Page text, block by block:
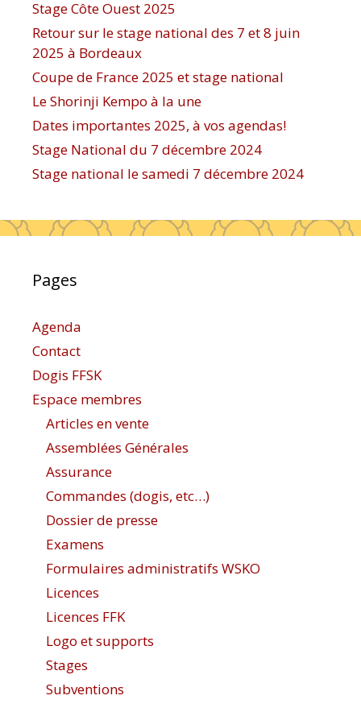
Stage Côte Ouest 2025
Retour sur le stage national des 7 et 8 juin
2025 à Bordeaux
Coupe de France 2025 et stage national
Le Shorinji Kempo à la une
Dates importantes 2025, à vos agendas!
Stage National du 7 décembre 2024
Stage national le samedi 7 décembre 2024
Pages
Agenda
Contact
Dogis FFSK
Espace membres
Articles en vente
Assemblées Générales
Assurance
Commandes (dogis, etc…)
Dossier de presse
Examens
Formulaires administratifs WSKO
Licences
Licences FFK
Logo et supports
Stages
Subventions